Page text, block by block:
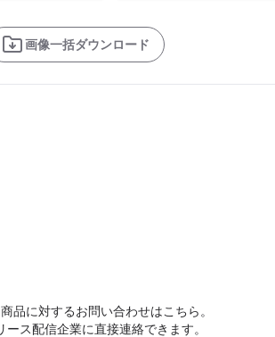
画像一括ダウンロード
品に対するお問い合わせはこちら。
ース配信企業に直接連絡できます。